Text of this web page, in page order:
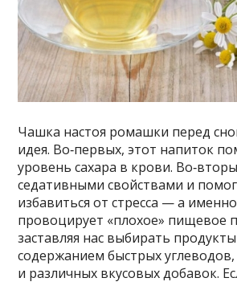
Чашка настоя ромашки перед
идея. Во‑первых, этот напиток
уровень сахара в крови.
седативными свойствами и
избавиться от стресса — а именно
провоцирует «плохое» пищевое
заставляя нас выбирать
содержанием быстрых углеводов,
и различных вкусовых добавок.